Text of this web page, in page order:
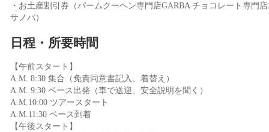
・お土産割引券（バームクーヘン専門店GARBA チョコレート専門
サノバ）
日程・所要時間
【午前スタート】
A.M. 8:30 集合（免責同意書記入、着替え）
A.M. 9:30 ベース出発（車で送迎、安全説明を聞く）
A.M.10:00 ツアースタート
A.M.11:30 ベース到着
【午後スタート】